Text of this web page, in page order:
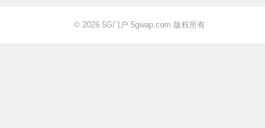
© 2026 5G门户 5gwap.com 版权所有